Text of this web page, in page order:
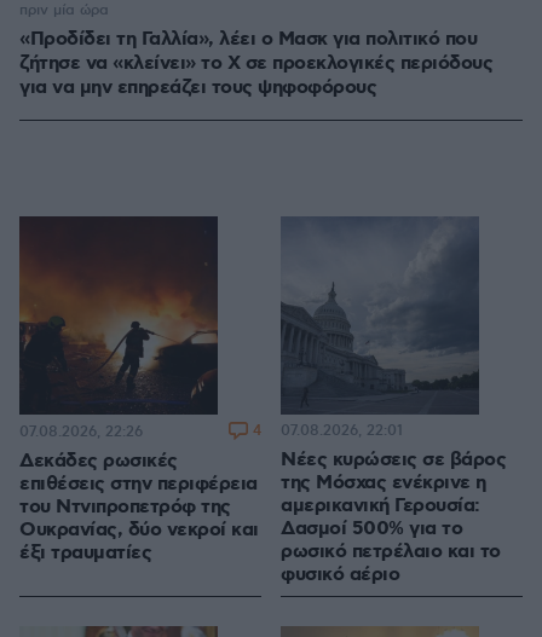
«Προδίδει τη Γαλλία», λέει ο Μασκ για πολιτικό που
ζήτησε να «κλείνει» το X σε προεκλογικές περιόδους
για να μην επηρεάζει τους ψηφοφόρους
πριν μία ώρα
Δεκάδες ρωσικές
επιθέσεις στην περιφέρεια
του Ντνιπροπετρόφ της
Ουκρανίας, δύο νεκροί και
έξι τραυματίες
07.08.2026, 22:26 4
Νέες κυρώσεις σε βάρος
της Μόσχας ενέκρινε η
αμερικανική Γερουσία:
Δασμοί 500% για το
ρωσικό πετρέλαιο και το
φυσικό αέριο
07.08.2026, 22:01